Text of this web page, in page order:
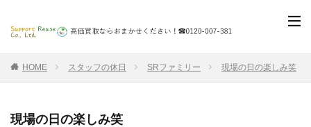
HOME スタッフの休日 SRファミリー 現場の日の楽しみ笑
現場の日の楽しみ笑